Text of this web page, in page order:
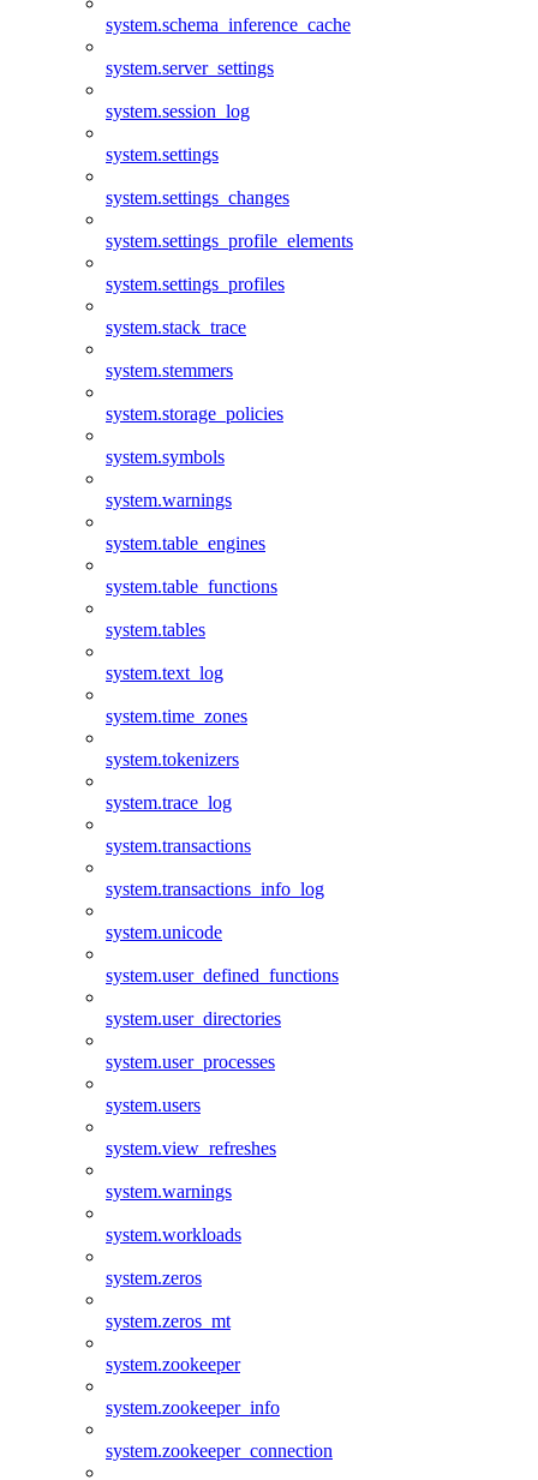
system.schema_inference_cache
system.server_settings
system.session_log
system.settings
system.settings_changes
system.settings_profile_elements
system.settings_profiles
system.stack_trace
system.stemmers
system.storage_policies
system.symbols
system.warnings
system.table_engines
system.table_functions
system.tables
system.text_log
system.time_zones
system.tokenizers
system.trace_log
system.transactions
system.transactions_info_log
system.unicode
system.user_defined_functions
system.user_directories
system.user_processes
system.users
system.view_refreshes
system.warnings
system.workloads
system.zeros
system.zeros_mt
system.zookeeper
system.zookeeper_info
system.zookeeper_connection